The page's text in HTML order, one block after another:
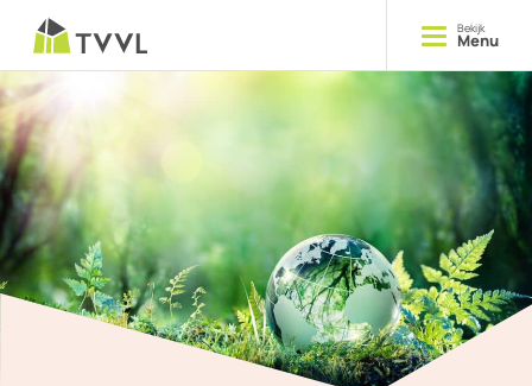
Opleiden
Cursussen
Delen
Kennis
Ontmoeten
Bekijk
Menu